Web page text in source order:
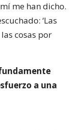
me han dicho.
‘Las
cosas por
a una